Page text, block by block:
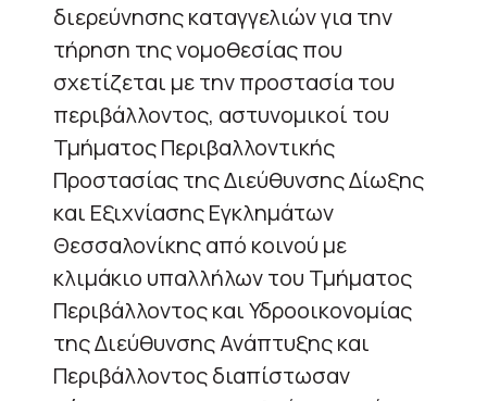
διερεύνησης καταγγελιών για την
τήρηση της νομοθεσίας που
σχετίζεται με την προστασία του
περιβάλλοντος, αστυνομικοί του
Τμήματος Περιβαλλοντικής
Προστασίας της Διεύθυνσης Δίωξης
και Εξιχνίασης Εγκλημάτων
Θεσσαλονίκης από κοινού με
κλιμάκιο υπαλλήλων του Τμήματος
Περιβάλλοντος και Υδροοικονομίας
της Διεύθυνσης Ανάπτυξης και
Περιβάλλοντος διαπίστωσαν